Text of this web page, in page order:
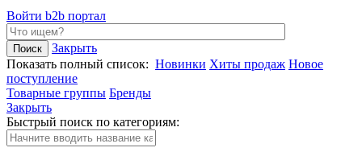
Войти b2b портал
Закрыть
Показать полный список: Новинки Хиты продаж Новое
поступление
Товарные группы Бренды
Закрыть
Быстрый поиск по категориям: